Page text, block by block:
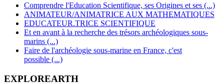
Comprendre l'Education Scientifique, ses Origines et ses (...)
ANIMATEUR/ANIMATRICE AUX MATHEMATIQUES
EDUCATEUR.TRICE SCIENTIFIQUE
Et en avant à la recherche des trésors archéologiques sous-
marins (...)
Faire de l'archéologie sous-marine en France, c'est
possible (...)
EXPLOREARTH